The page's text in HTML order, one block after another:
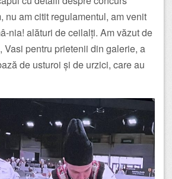
nu am citit regulamentul, am venit
nia! alături de ceilalți. Am văzut de
Vasi pentru prietenii din galerie, a
de usturoi și de urzici, care au